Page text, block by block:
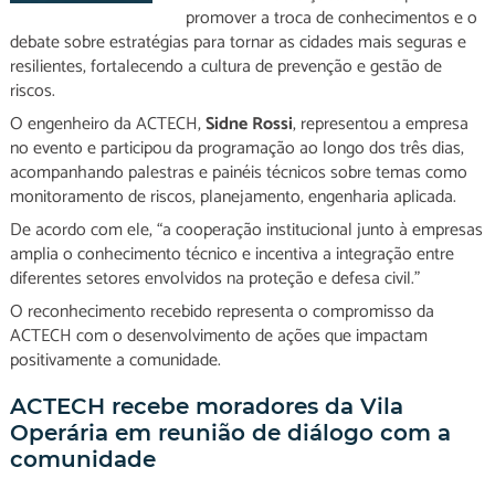
promover a troca de conhecimentos e o
debate sobre estratégias para tornar as cidades mais seguras e
resilientes, fortalecendo a cultura de prevenção e gestão de
riscos.
O engenheiro da ACTECH,Sidne Rossi, representou a empresa
no evento e participou da programação ao longo dos três dias,
acompanhando palestras e painéis técnicos sobre temas como
monitoramento de riscos, planejamento, engenharia aplicada.
De acordo com ele, “a cooperação institucional junto à empresas
amplia o conhecimento técnico e incentiva a integração entre
diferentes setores envolvidos na proteção e defesa civil.”
O reconhecimento recebido representa o compromisso da
ACTECH com o desenvolvimento de ações que impactam
positivamente a comunidade.
ACTECH recebe moradores da Vila
Operária em reunião de diálogo com a
comunidade